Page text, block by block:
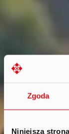
Zgoda
Niniejsza